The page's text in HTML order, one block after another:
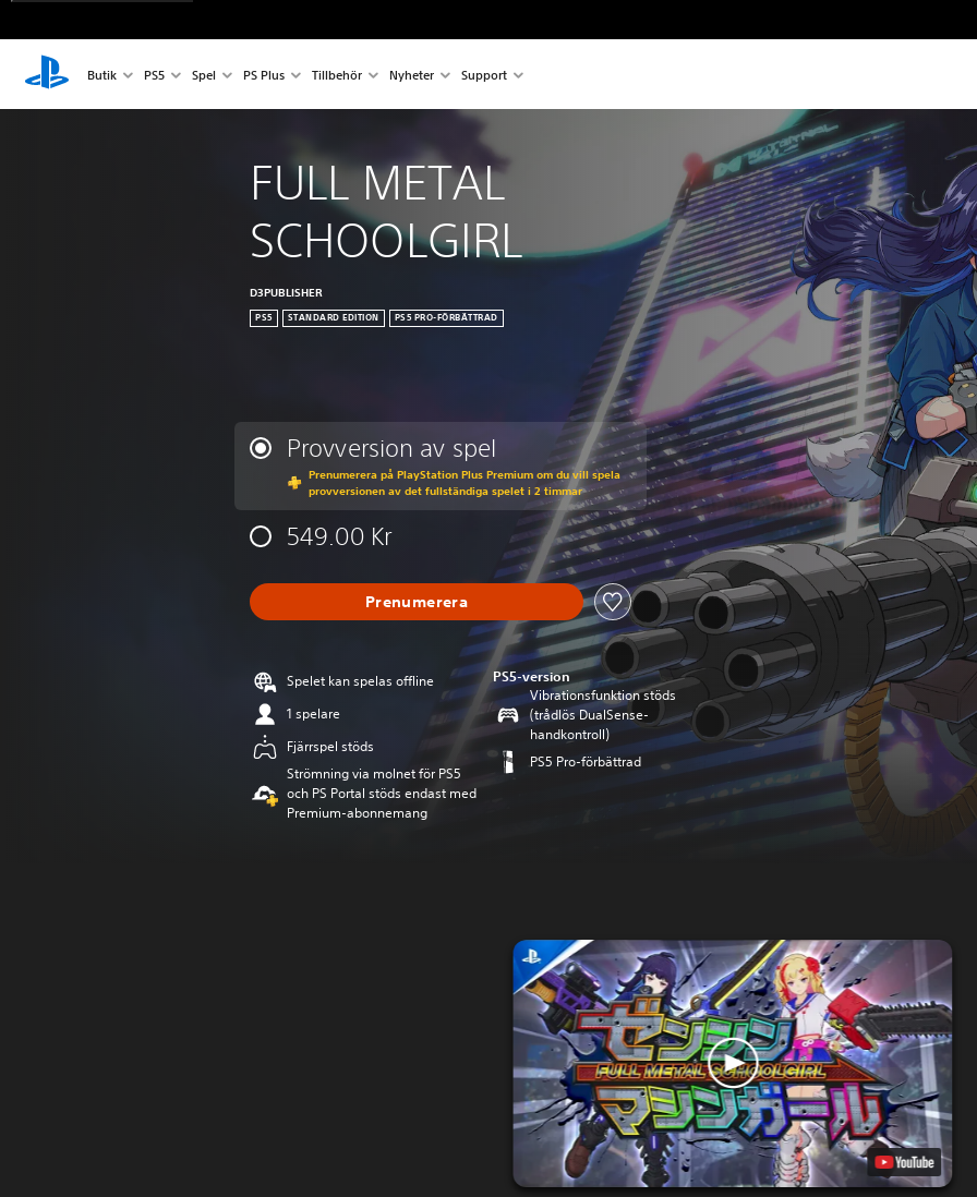
Butik PS5 Spel PS Plus Tillbehör Nyheter Support
FULL METAL
SCHOOLGIRL
D3PUBLISHER
PS5 STANDARD EDITION PS5 PRO-FÖRBÄTTRAD
Provversion av spel
Prenumerera på PlayStation Plus Premium om du vill spela
provversionen av det fullständiga spelet i 2 timmar
549.00 Kr
Prenumerera
Spelet kan spelas offline
1 spelare
Fjärrspel stöds
Strömning via molnet för PS5
och PS Portal stöds endast med
Premium-abonnemang
PS5-version
Vibrationsfunktion stöds
(trådlös DualSense-
handkontroll)
PS5 Pro-förbättrad